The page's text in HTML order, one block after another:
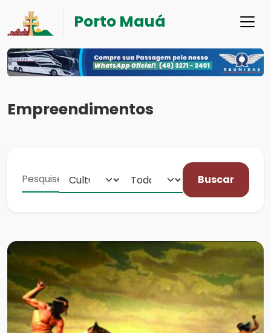
Porto Mauá
Empreendimentos
Buscar